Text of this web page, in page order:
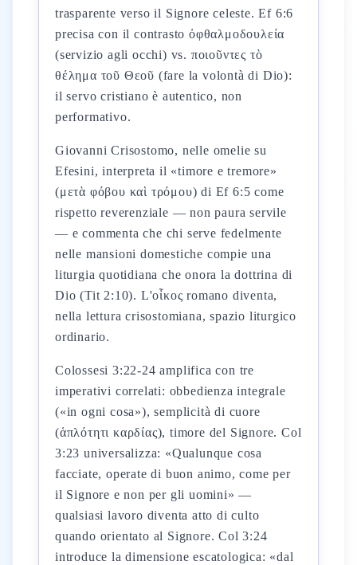
trasparente verso il Signore celeste. Ef 6:6
precisa con il contrasto ὀφθαλμοδουλεία
(servizio agli occhi) vs. ποιοῦντες τὸ
θέλημα τοῦ Θεοῦ (fare la volontà di Dio):
il servo cristiano è autentico, non
performativo.
Giovanni Crisostomo, nelle omelie su
Efesini, interpreta il «timore e tremore»
(μετὰ φόβου καὶ τρόμου) di Ef 6:5 come
rispetto reverenziale — non paura servile
— e commenta che chi serve fedelmente
nelle mansioni domestiche compie una
liturgia quotidiana che onora la dottrina di
Dio (Tit 2:10). L'οἶκος romano diventa,
nella lettura crisostomiana, spazio liturgico
ordinario.
Colossesi 3:22-24 amplifica con tre
imperativi correlati: obbedienza integrale
(«in ogni cosa»), semplicità di cuore
(ἁπλότητι καρδίας), timore del Signore. Col
3:23 universalizza: «Qualunque cosa
facciate, operate di buon animo, come per
il Signore e non per gli uomini» —
qualsiasi lavoro diventa atto di culto
quando orientato al Signore. Col 3:24
introduce la dimensione escatologica: «dal